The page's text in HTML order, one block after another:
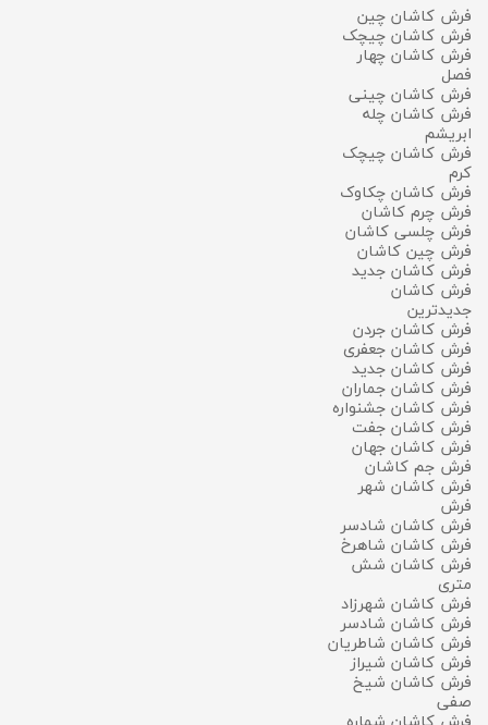
فرش کاشان چین
فرش کاشان چیچک
فرش کاشان چهار
فصل
فرش کاشان چینی
فرش کاشان چله
ابریشم
فرش کاشان چیچک
کرم
فرش کاشان چکاوک
فرش چرم کاشان
فرش چلسی کاشان
فرش چين كاشان
فرش کاشان جدید
فرش کاشان
جدیدترین
فرش کاشان جردن
فرش کاشان جعفری
فرش كاشان جديد
فرش کاشان جماران
فرش کاشان جشنواره
فرش کاشان جفت
فرش کاشان جهان
فرش جم کاشان
فرش کاشان شهر
فرش
فرش کاشان شادسر
فرش کاشان شاهرخ
فرش کاشان شش
متری
فرش کاشان شهرزاد
فرش كاشان شادسر
فرش کاشان شاطریان
فرش کاشان شیراز
فرش کاشان شیخ
صفی